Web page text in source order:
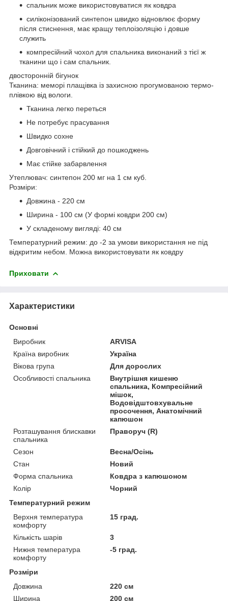
спальник може використовуватися як ковдра
силіконізований синтепон швидко відновлює форму
після стиснення, має кращу теплоізоляцію і довше
служить
компресійний чохол для спальника виконаний з тієї ж
тканини що і сам спальник.
двосторонній бігунок
Тканина: меморі плащівка із захисною прогумованою термо-
плівкою від вологи.
Тканина легко переться
Не потребує прасування
Швидко сохне
Довговічний і стійкий до пошкоджень
Має стійке забарвлення
Утеплювач: синтепон 200 мг на 1 см куб.
Розміри:
Довжина - 220 см
Ширина - 100 см (У формі ковдри 200 см)
У складеному вигляді: 40 см
Температурний режим: до -2 за умови використання не під
відкритим небом. Можна використовувати як ковдру
Приховати
Характеристики
Основні
Виробник
ARVISA
Країна виробник
Україна
Вікова група
Для дорослих
Особливості спальника
Внутрішня кишеню
спальника, Компресійний
мішок,
Водовідштовхувальне
просочення, Анатомічний
капюшон
Розташування блискавки
спальника
Праворуч (R)
Сезон
Весна/Осінь
Стан
Новий
Форма спальника
Ковдра з капюшоном
Колір
Чорний
Температурний режим
Верхня температура
комфорту
15 град.
Кількість шарів
3
Нижня температура
комфорту
-5 град.
Розміри
Довжина
220 см
Ширина
200 см